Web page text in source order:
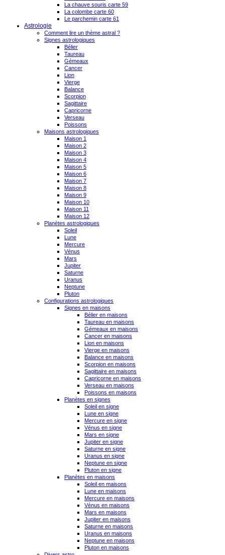
La chauve souris carte 59
La colombe carte 60
Le parchemin carte 61
Astrologie
Comment lire un thème astral ?
Signes astrologiques
Bélier
Taureau
Gémeaux
Cancer
Lion
Vierge
Balance
Scorpion
Sagittaire
Capricorne
Verseau
Poissons
Maisons astrologiques
Maison 1
Maison 2
Maison 3
Maison 4
Maison 5
Maison 6
Maison 7
Maison 8
Maison 9
Maison 10
Maison 11
Maison 12
Planètes astrologiques
Soleil
Lune
Mercure
Vénus
Mars
Jupiter
Saturne
Uranus
Neptune
Pluton
Configurations astrologiques
Signes en maisons
Bélier en maisons
Taureau en maisons
Gémeaux en maisons
Cancer en maisons
Lion en maisons
Vierge en maisons
Balance en maisons
Scorpion en maisons
Sagittaire en maisons
Capricorne en maisons
Verseau en maisons
Poissons en maisons
Planètes en signes
Soleil en signe
Lune en signe
Mercure en signe
Vénus en signe
Mars en signe
Jupiter en signe
Saturne en signe
Uranus en signe
Neptune en signe
Pluton en signe
Planètes en maisons
Soleil en maisons
Lune en maisons
Mercure en maisons
Vénus en maisons
Mars en maisons
Jupiter en maisons
Saturne en maisons
Uranus en maisons
Neptune en maisons
Pluton en maisons